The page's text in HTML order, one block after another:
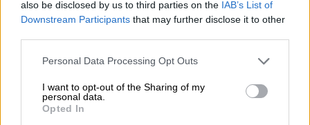
also be disclosed by us to third parties on the IAB’s List of
Downstream Participants that may further disclose it to other
Please note that this website/app uses one or more Google
not limited to your visit or usage behaviour. You may click to
grant or deny consent to Google and its third-party tags to
use your data for below specified purposes in below Google
Personal Data Processing Opt Outs
I want to opt-out of the Sharing of my
personal data.
Opted In
Πλακεντίας». Η χρηματοδότηση για τους 12
θα προέλθει από τοΚοινωνικό Κλιματικό
Ταμείο, ενώ τα 150 εκ. ευρώ που έχουν
είναι εξασφαλισμένα από το ΕΣΠΑ.